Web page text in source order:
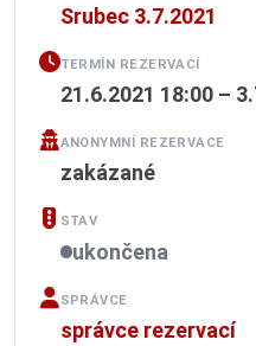
Srubec 3.7.2021
TERMÍN REZERVACÍ
21.6.2021 18:00 –
ANONYMNÍ REZERVACE
zakázané
STAV
ukončena
SPRÁVCE
správce rezervací